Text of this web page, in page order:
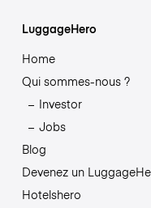
LuggageHero
Home
Qui sommes-nous ?
Investor
Jobs
Blog
Devenez un
Hotelshero